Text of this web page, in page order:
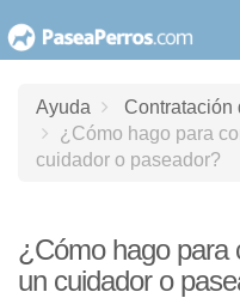
al
contenido
Ayuda
Contratación
¿Cómo hago para
cuidador o paseador?
¿Cómo hago para
un cuidador o